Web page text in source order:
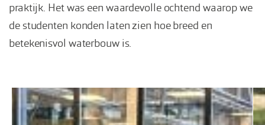
praktijk. Het was een waardevolle ochtend waarop we
de studenten konden laten zien hoe breed en
betekenisvol waterbouw is.